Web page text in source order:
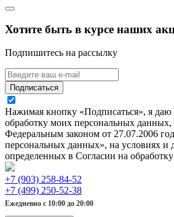
Хотите быть в курсе наших
Подпишитесь на рассылку
Подписаться
Нажимая кнопку «Подписаться», я даю
обработку моих персональных данных,
Федеральным законом от 27.07.2006
персональных данных», на условиях и
определенных в Согласии на
+7 (903) 258-84-52
+7 (499) 250-52-38
Ежедневно с 10:00 до 20:00